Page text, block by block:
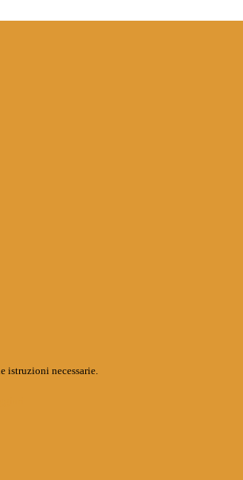
istruzioni necessarie.